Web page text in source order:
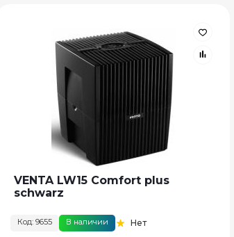
VENTA LW15 Comfort plus
schwarz
Код: 9655 В наличии Нет